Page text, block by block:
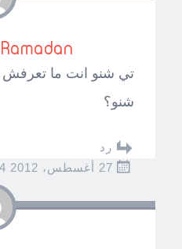
تي شنو انت ما تعرفش
شنو؟
رد
27 أغسطس، 2012 AT 12:14